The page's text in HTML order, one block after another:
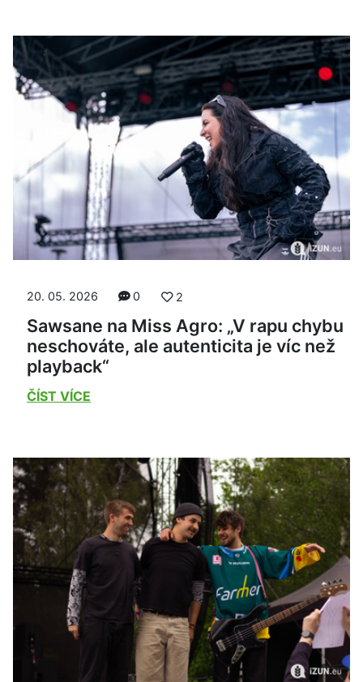
20. 05. 2026 0 2
Sawsane na Miss Agro: „V rapu chybu
neschováte, ale autenticita je víc než
playback“
ČÍST VÍCE